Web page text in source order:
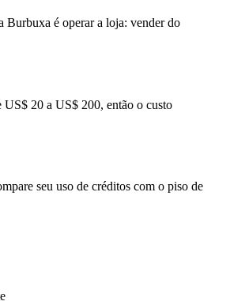
Burbuxa é operar a loja: vender do
20 a US$ 200, então o custo
seu uso de créditos com o piso de